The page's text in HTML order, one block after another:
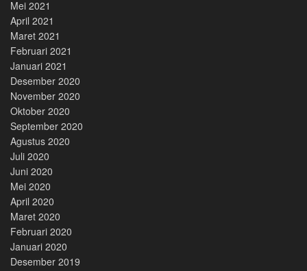
Mei 2021
April 2021
Maret 2021
Februari 2021
Januari 2021
Desember 2020
November 2020
Oktober 2020
September 2020
Agustus 2020
Juli 2020
Juni 2020
Mei 2020
April 2020
Maret 2020
Februari 2020
Januari 2020
Desember 2019